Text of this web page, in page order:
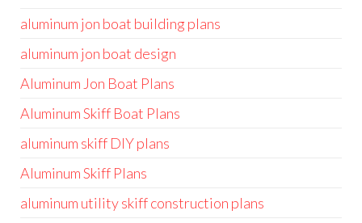
aluminum jon boat building plans
aluminum jon boat design
Aluminum Jon Boat Plans
Aluminum Skiff Boat Plans
aluminum skiff DIY plans
Aluminum Skiff Plans
aluminum utility skiff construction plans